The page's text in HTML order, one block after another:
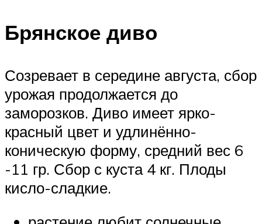
Брянское диво
Созревает в середине августа, сбор
урожая продолжается до
заморозков. Диво имеет ярко-
красный цвет и удлинённо-
коническую форму, средний вес 6
-11 гр. Сбор с куста 4 кг. Плоды
кисло-сладкие.